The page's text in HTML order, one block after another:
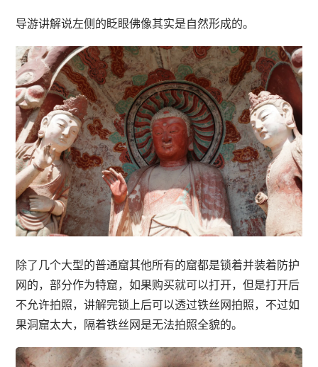
导游讲解说左侧的眨眼佛像其实是自然形成的。
除了几个大型的普通窟其他所有的窟都是锁着并装着防护
网的，部分作为特窟，如果购买就可以打开，但是打开后
不允许拍照，讲解完锁上后可以透过铁丝网拍照，不过如
果洞窟太大，隔着铁丝网是无法拍照全貌的。